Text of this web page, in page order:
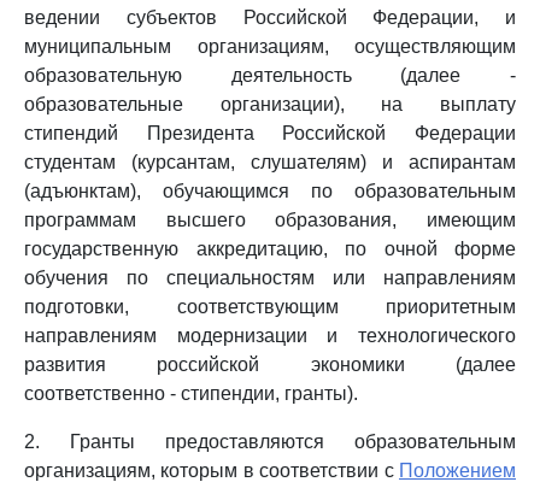
ведении субъектов Российской Федерации, и
муниципальным организациям, осуществляющим
образовательную деятельность (далее -
образовательные организации), на выплату
стипендий Президента Российской Федерации
студентам (курсантам, слушателям) и аспирантам
(адъюнктам), обучающимся по образовательным
программам высшего образования, имеющим
государственную аккредитацию, по очной форме
обучения по специальностям или направлениям
подготовки, соответствующим приоритетным
направлениям модернизации и технологического
развития российской экономики (далее
соответственно - стипендии, гранты).
2. Гранты предоставляются образовательным
организациям, которым в соответствии с Положением